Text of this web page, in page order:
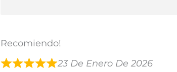
Recomiendo!
23 De Enero De 2026